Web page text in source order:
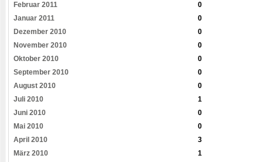
Februar 2011
0
Januar 2011
0
Dezember 2010
0
November 2010
0
Oktober 2010
0
September 2010
0
August 2010
0
Juli 2010
1
Juni 2010
0
Mai 2010
0
April 2010
3
März 2010
1